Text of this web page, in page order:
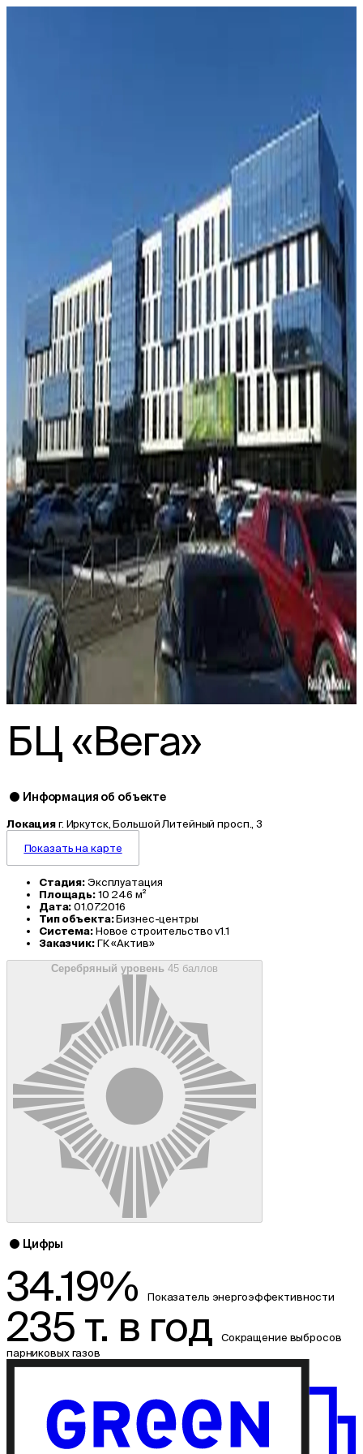
БЦ «Вега»
Информация об объекте
Локация г. Иркутск, Большой Литейный просп., 3
Показать на карте
Стадия: Эксплуатация
Площадь: 10 246 м²
Дата: 01.07.2016
Тип объекта:Бизнес-центры
Система: Новое строительство v1.1
Заказчик: ГК «Актив»
Серебряный уровень 45 баллов
Цифры
34.19% Показатель энергоэффективности
235 т. в год
Сокращение выбросов
парниковых газов